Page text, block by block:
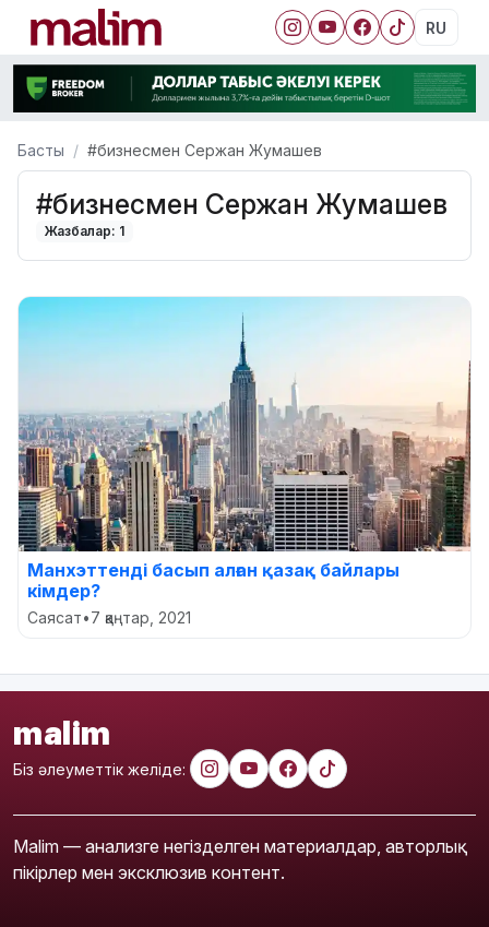
RU
Басты #бизнесмен Сержан Жумашев
#бизнесмен Сержан Жумашев
Жазбалар: 1
Манхэттенді басып алған қазақ байлары
кімдер?
Саясат•7 қаңтар, 2021
malim
Біз әлеуметтік желіде:
Malim — анализге негізделген материалдар, авторлық
пікірлер мен эксклюзив контент.